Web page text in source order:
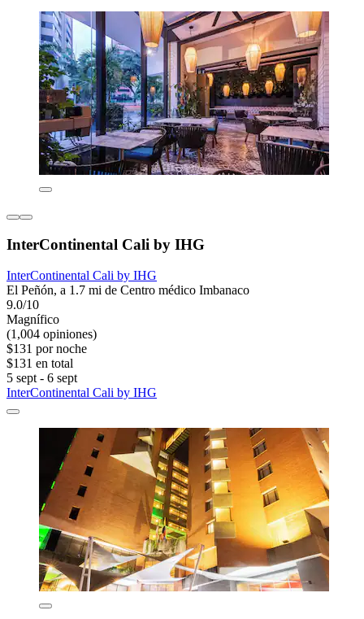
InterContinental Cali by IHG
InterContinental Cali by IHG
El Peñón, a 1.7 mi de Centro médico Imbanaco
9.0/10
Magnífico
(1,004 opiniones)
$131 por noche
$131 en total
5 sept - 6 sept
InterContinental Cali by IHG